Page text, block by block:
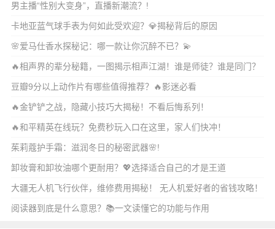
男主播“性别大变身”，直播新潮流？!
卡地亚蓝气球手表为何如此受欢迎？💎揭秘背后的原因
🌸爱马仕香水探秘记：哪一款让你沉醉不已？💫
🔥相声界的辈分秘籍，一图揭示相声江湖！谁是师徒？谁是同门？
🔍
豆瓣9分以上动作片有哪些值得推荐？🔥影迷必看
🔥金铲铲之战，隐藏小技巧大揭秘！不看后悔系列！
🔥和平精英在线玩？免费秒玩入口在这里，家人们快冲！
茱莉蔻护手霜：滋润冬日的秘密武器🌸!
卸妆膏和卸妆油哪个更耐用？💖选择适合自己的才是王道
大疆无人机飞行伙伴，维修费用揭秘！ 无人机爱好者的省钱攻略！
阅读器到底是什么意思？📚一文读懂它的功能与作用